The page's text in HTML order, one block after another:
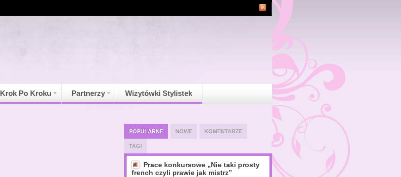
Krok Po Kroku Partnerzy Wizytówki Stylistek
POPULARNE NOWE KOMENTARZE
TAGI
Prace konkursowe „Nie taki prosty
french czyli prawie jak mistrz”